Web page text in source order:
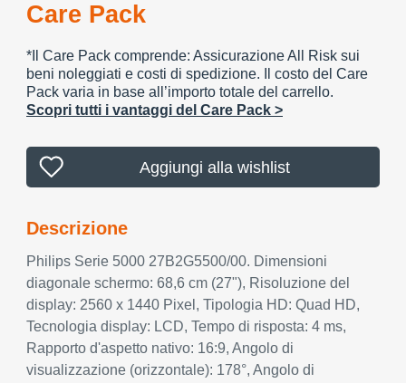
Care Pack
*Il Care Pack comprende: Assicurazione All Risk sui
beni noleggiati e costi di spedizione. Il costo del Care
Pack varia in base all’importo totale del carrello.
Scopri tutti i vantaggi del Care Pack >
Aggiungi alla wishlist
Descrizione
Philips Serie 5000 27B2G5500/00. Dimensioni
diagonale schermo: 68,6 cm (27"), Risoluzione del
display: 2560 x 1440 Pixel, Tipologia HD: Quad HD,
Tecnologia display: LCD, Tempo di risposta: 4 ms,
Rapporto d'aspetto nativo: 16:9, Angolo di
visualizzazione (orizzontale): 178°, Angolo di